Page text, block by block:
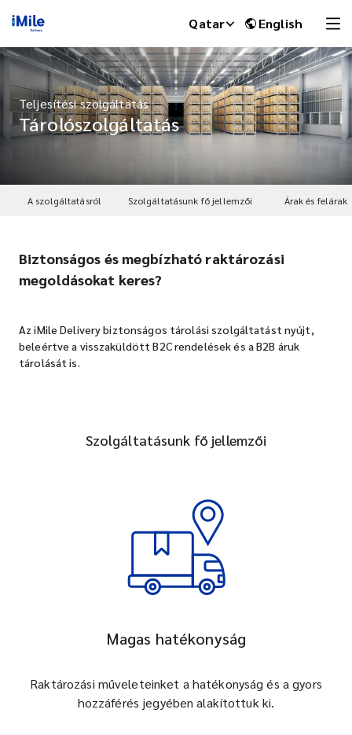
Qatar English
Teljesítési szolgáltatás
Tárolószolgáltatás
A szolgáltatásról Szolgáltatásunk fő jellemzői Árak és felárak
Biztonságos és megbízható raktározási
megoldásokat keres?
Az iMile Delivery biztonságos tárolási szolgáltatást nyújt,
beleértve a visszaküldött B2C rendelések és a B2B áruk
tárolását is.
Szolgáltatásunk fő jellemzői
Magas hatékonyság
Raktározási műveleteinket a hatékonyság és a gyors
hozzáférés jegyében alakítottuk ki.
iMile Chat